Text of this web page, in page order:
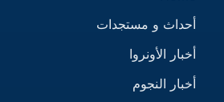
أحداث و مستجدات
أخبار الأونروا
أخبار النجوم